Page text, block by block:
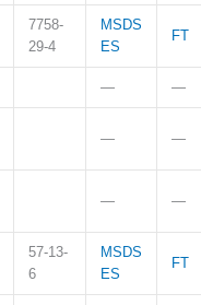
7758-
29-4
MSDS
ES
FT
— —
— —
— —
57-13-
6
MSDS
ES
FT